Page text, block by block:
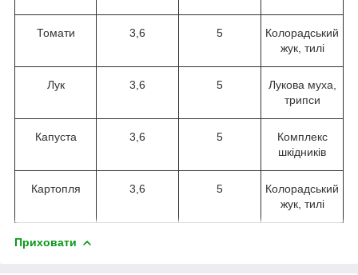
Томати 3,6 5
Колорадський
жук, тилі
Лук 3,6 5
Лукова муха,
трипси
Капуста 3,6 5
Комплекс
шкідників
Картопля 3,6 5
Колорадський
жук, тилі
Приховати